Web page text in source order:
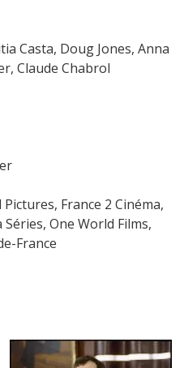
Casta, Doug Jones, Anna
Claude Chabrol
France 2 Cinéma,
One World Films,
France